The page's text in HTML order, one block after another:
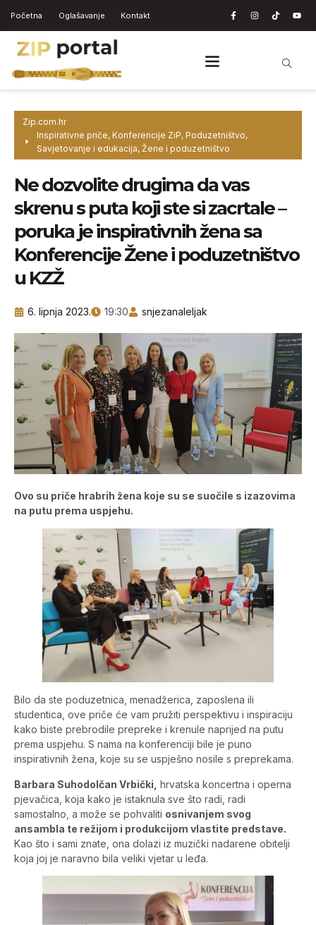
Početna Oglašavanje Kontakt
Zip.com.hr
Inspirativne priče, Konferencije ZiP, Poduzetništvo,
Savjetovanje i edukacija, Žene i poduzetništvo
Ne dozvolite drugima da vas
skrenu s puta koji ste si zacrtale –
poruka je inspirativnih žena sa
Konferencije Žene i poduzetništvo
u KZŽ
6. lipnja 2023. 19:30 snjezanaleljak
Ovo su priče hrabrih žena koje su se suočile s izazovima
na putu prema uspjehu.
Bilo da ste poduzetnica, menadžerica, zaposlena ili
studentica, ove priče će vam pružiti perspektivu i inspiraciju
kako biste prebrodile prepreke i krenule naprijed na putu
prema uspjehu. S nama na konferenciji bile je puno
inspirativnih žena, koje su se uspješno nosile s preprekama.
Barbara Suhodolčan Vrbički, hrvatska koncertna i operna
pjevačica, koja kako je istaknula sve što radi, radi
samostalno, a može se pohvaliti osnivanjem svog
ansambla te režijom i produkcijom vlastite predstave.
Kao što i sami znate, ona dolazi iz muzički nadarene obitelji
koja joj je naravno bila veliki vjetar u leđa.